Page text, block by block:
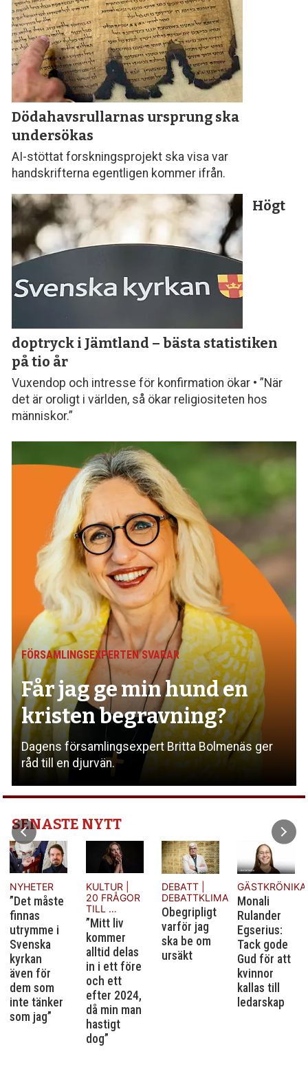
Dödahavsrullarnas ursprung ska
undersökas
AI-stöttat forskningsprojekt ska visa var
handskrifterna egentligen kommer ifrån.
Högt
doptryck i Jämtland – bästa statistiken
på tio år
Vuxendop och intresse för konfirmation ökar • ”När
det är oroligt i världen, så ökar religiositeten hos
människor.”
FÖRSAMLINGSEXPERTEN SVARAR
Får jag ge min hunden
kristen begravning?
Dagens församlings­expert Britta Bolmenäs ger
råd till en djurvän.
SENASTE NYTT
KULTUR |
20 FRÅGOR
TILL …
”Mitt liv
kommer
alltid delas
in i ett före
och ett
efter 2024,
då min man
hastigt
DEBATT |
DEBATTKLIMATET
Obegripligt
varför jag
ska be om
ursäkt
GÄSTKRÖNIKA
Monali
Rulander
Egserius:
Tack gode
Gud för att
BIBELORDET
Hos var
och en
framträder
Anden så
att den blir
till nytta.